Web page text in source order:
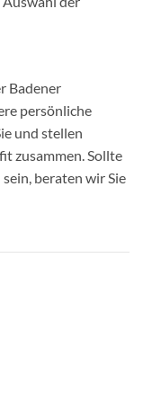
Badener
persönliche
und stellen
zusammen. Sollte
beraten wir Sie